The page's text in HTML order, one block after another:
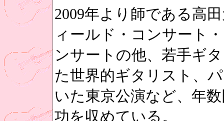
2009年より師である高
ィールド・コンサート
ンサートの他、若手ギ
た世界的ギタリスト、
いた東京公演など、年
功を収めている。